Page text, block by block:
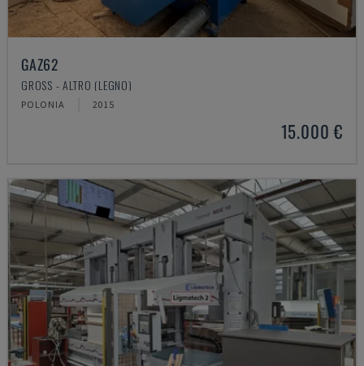
GAZ62
GROSS - ALTRO (LEGNO)
POLONIA 2015
15.000 €